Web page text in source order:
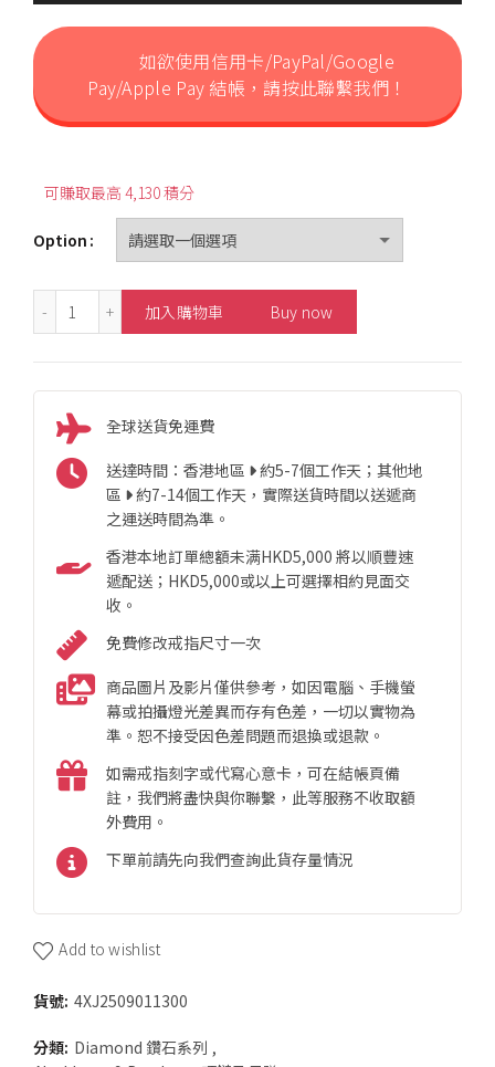
如欲使用信用卡/PayPal/Google
Pay/Apple Pay 結帳，請按此聯繫我們！
可賺取最高 4,130 積分
Option
0.40ct Elegant Diamond Necklace 數量
加入購物車 Buy now
全球送貨免運費
送達時間：香港地區
約5-7個工作天；其他地
區
約7-14個工作天，實際送貨時間以送遞商
之運送時間為準。
香港本地訂單總額未满HKD5,000 將以順豐速
遞配送；HKD5,000或以上可選擇相約見面交
收。
免費修改戒指尺寸一次
商品圖片及影片僅供參考，如因電腦、手機螢
幕或拍攝燈光差異而存有色差，一切以實物為
準。恕不接受因色差問題而退換或退款。
如需戒指刻字或代寫心意卡，可在結帳頁備
註，我們將盡快與你聯繫，此等服務不收取額
外費用。
下單前請先向我們查詢此貨存量情況
Add to wishlist
貨號: 4XJ2509011300
分類: Diamond 鑽石系列 ,